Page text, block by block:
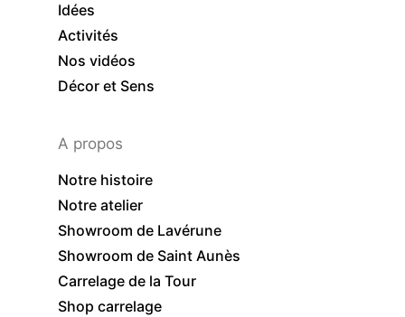
Idées
Activités
Nos vidéos
Décor et Sens
A propos
Notre histoire
Notre atelier
Showroom de Lavérune
Showroom de Saint Aunès
Carrelage de la Tour
Shop carrelage